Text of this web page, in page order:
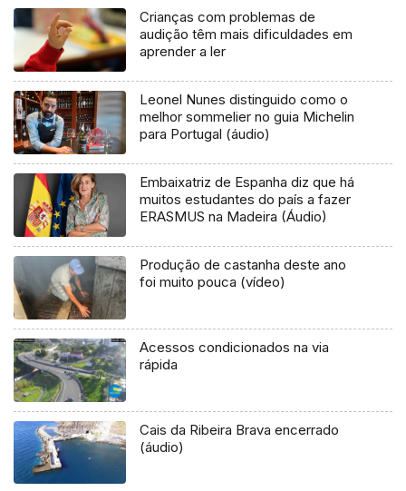
Crianças com problemas de
audição têm mais dificuldades em
aprender a ler
Leonel Nunes distinguido como o
melhor sommelier no guia Michelin
para Portugal (áudio)
Embaixatriz de Espanha diz que há
muitos estudantes do país a fazer
ERASMUS na Madeira (Áudio)
Produção de castanha deste ano
foi muito pouca (vídeo)
Acessos condicionados na via
rápida
Cais da Ribeira Brava encerrado
(áudio)